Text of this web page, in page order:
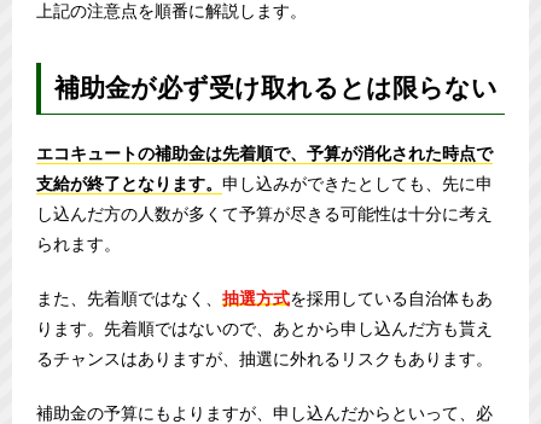
上記の注意点を順番に解説します。
補助金が必ず受け取れるとは限らない
エコキュートの補助金は先着順で、予算が消化された時点で
支給が終了となります。 申し込みができたとしても、先に申
し込んだ方の人数が多くて予算が尽きる可能性は十分に考え
られます。
また、先着順ではなく、 抽選方式を採用している自治体もあ
ります。先着順ではないので、あとから申し込んだ方も貰え
るチャンスはありますが、抽選に外れるリスクもあります。
補助金の予算にもよりますが、申し込んだからといって、必